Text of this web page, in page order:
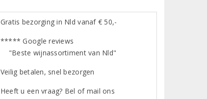
Gratis bezorging in Nld vanaf € 50,-
***** Google reviews
"Beste wijnassortiment van Nld"
Veilig betalen, snel bezorgen
Heeft u een vraag? Bel of mail ons